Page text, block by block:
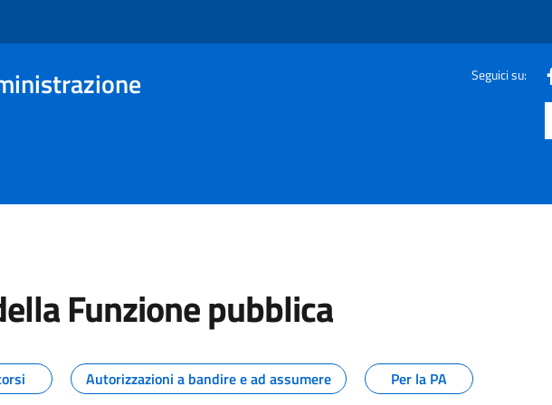
Seguici su:
Funzione pubblica
dal Dipartimento della Funzione pubblica
Autorizzazioni a bandire e ad assumere Per la PA